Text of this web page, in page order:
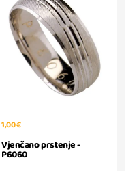
1,00 €
Vjenčano prstenje -
P6060